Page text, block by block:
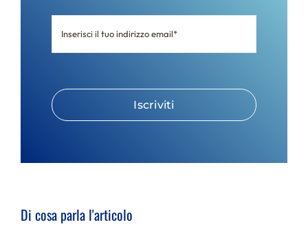
Iscriviti
Di cosa parla l'articolo